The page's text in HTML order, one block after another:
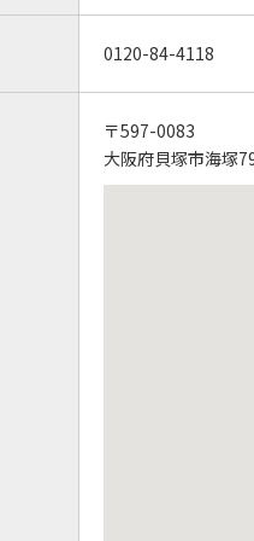
0120-84-4118
〒597-0083
大阪府貝塚市海塚